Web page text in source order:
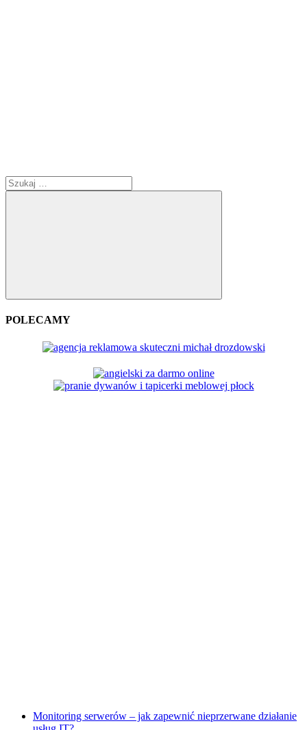
Szukaj:
Szukaj
POLECAMY
Monitoring serwerów – jak zapewnić nieprzerwane działanie